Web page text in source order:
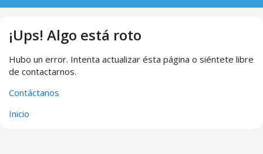
¡Ups! Algo está roto
Hubo un error. Intenta actualizar ésta página o siéntete libre
de contactarnos.
Contáctanos
Inicio